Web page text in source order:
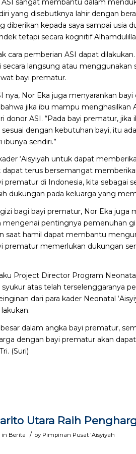
sangat membantu dalam
yang disebutknya lahir dengan
diberikan kepada saya sampai
tetapi secara kognitif
cara pemberian ASI dapat
langsung atau menggunakan
bayi prematur.
nya, Nor Eka juga menyarankan
jika ibu mampu menghasilkan
donor ASI. “Pada bayi prematur,
dengan kebutuhan bayi, itu
sendiri.”
‘Aisyiyah untuk dapat
terus bersemangat
prematur di Indonesia, kita sebagai
dukungan pada keluarga yang
bagi bayi prematur, Nor Eka juga
pentingnya pemenuhan
saat hamil dapat membantu
prematur memerlukan dukungan
Project Director Program
atas telah terselenggaranya
dari para kader Neonatal
dalam angka bayi prematur,
dengan bayi prematur akan
(Suri)
Utara Raih
in Berita / by Pimpinan Pusat 'Aisyiyah